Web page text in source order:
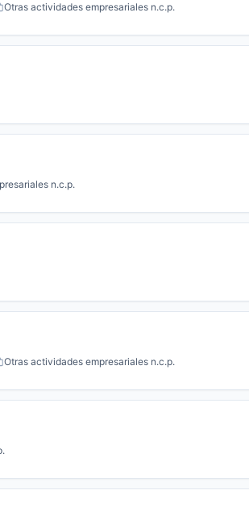
Otras actividades empresariales n.c.p.
n.c.p.
Otras actividades empresariales n.c.p.